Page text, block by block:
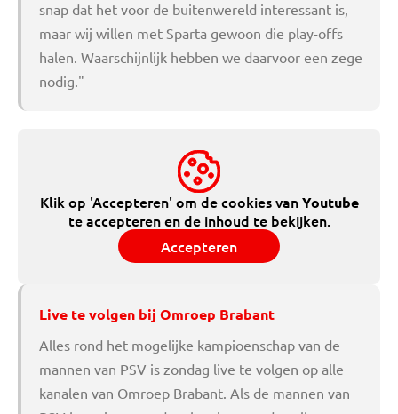
snap dat het voor de buitenwereld interessant is,
maar wij willen met Sparta gewoon die play-offs
halen. Waarschijnlijk hebben we daarvoor een zege
nodig."
Klik op 'Accepteren' om de cookies vanYoutube
te accepteren en de inhoud te bekijken.
Accepteren
Live te volgen bij Omroep Brabant
Alles rond het mogelijke kampioenschap van de
mannen van PSV is zondag live te volgen op alle
kanalen van Omroep Brabant. Als de mannen van